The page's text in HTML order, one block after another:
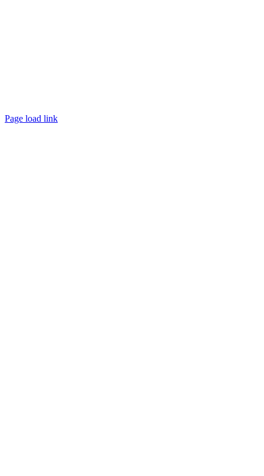
Page load link